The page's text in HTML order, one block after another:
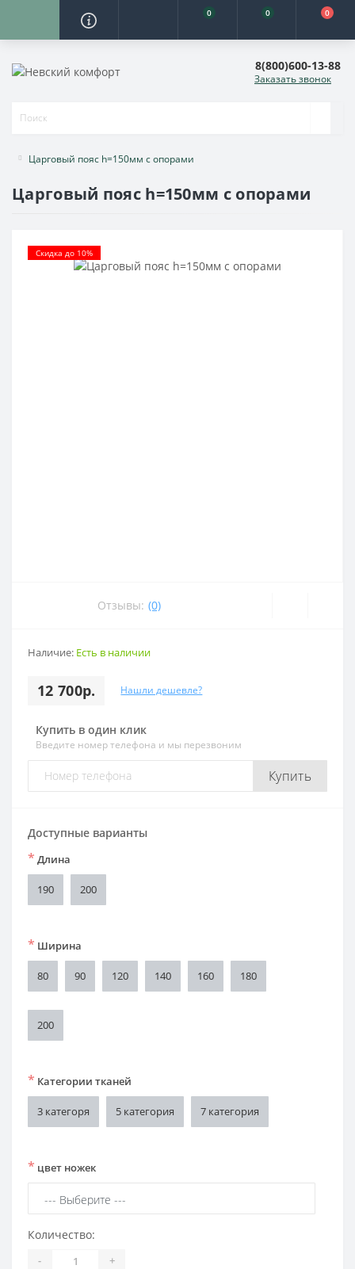
0 0 0
8(800)600-13-88
Заказать звонок
Царговый пояс h=150мм с опорами
Царговый пояс h=150мм с опорами
Скидка до 10%
Отзывы: (0)
Наличие: Есть в наличии
12 700р. Нашли дешевле?
Купить в один клик
Введите номер телефона и мы перезвоним
Купить
Доступные варианты
* Длина
190 200
* Ширина
80 90 120 140 160 180
200
* Категории тканей
3 категоря 5 категория 7 категория
* цвет ножек
Количество:
- +